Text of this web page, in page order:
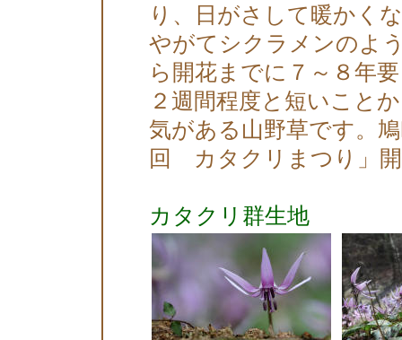
り、日がさして暖かく
やがてシクラメンのよ
ら開花までに７～８年
２週間程度と短いこと
気がある山野草です。
回 カタクリまつり」
カタクリ群生地